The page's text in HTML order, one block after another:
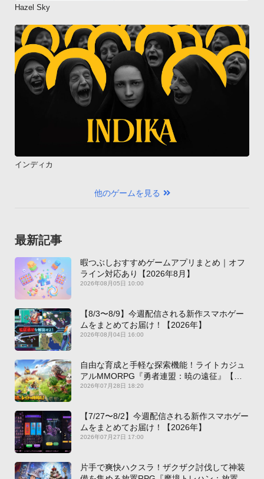
Hazel Sky
インディカ
他のゲームを見る
最新記事
暇つぶしおすすめゲームアプリまとめ｜オフ
ライン対応あり【2026年8月】
2026年08月05日 10:00
【8/3〜8/9】今週配信される新作スマホゲー
ムをまとめてお届け！【2026年】
2026年08月04日 16:00
自由な育成と手軽な探索機能！ライトカジュ
アルMMORPG『勇者連盟：暁の遠征』【最
新作PICKUP】
2026年07月28日 18:20
【7/27〜8/2】今週配信される新作スマホゲー
ムをまとめてお届け！【2026年】
2026年07月27日 17:00
片手で爽快ハクスラ！ザクザク討伐して神装